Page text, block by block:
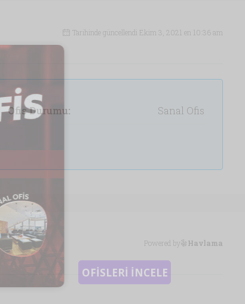
Tarihinde güncellendi Ekim 3, 2021 en 10:36 am
Ofis Durumu: Sanal Ofis
Powered by Havlama